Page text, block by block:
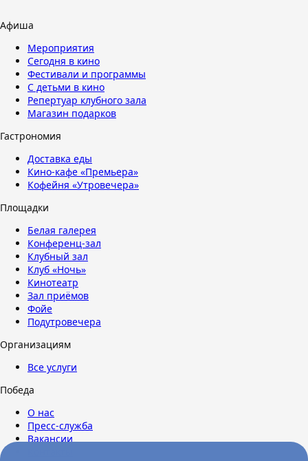
Афиша
Мероприятия
Сегодня в кино
Фестивали и программы
С детьми в кино
Репертуар клубного зала
Магазин подарков
Гастрономия
Доставка еды
Кино-кафе «Премьера»
Кофейня «Утровечера»
Площадки
Белая галерея
Конференц-зал
Клубный зал
Клуб «Ночь»
Кинотеатр
Зал приёмов
Фойе
Подутровечера
Организациям
Все услуги
Победа
О нас
Пресс-служба
Вакансии